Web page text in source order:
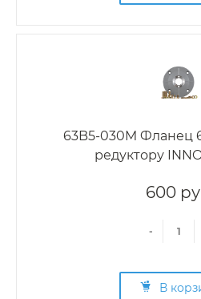
63B5-030M Фланец
редуктору
600
-
В